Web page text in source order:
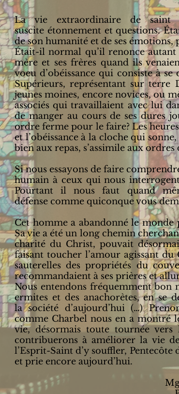
La vie extraordinaire de saint
suscite étonnement et questions.
de son humanité et de ses
Était-il normal qu’il renonce
mère et ses frères quand ils
voeu d’obéissance qui consiste à
Supérieurs, représentant sur
jeunes moines, encore novices, ou
associés qui travaillaient avec lui
de manger au cours de ses dures
ordre ferme pour le faire? Les
et l’obéissance à la cloche qui
bien aux repas, s’assimile aux
Si nous essayons de faire
humain à ceux qui nous
Pourtant il nous faut quand
défense comme quiconque vous
Cet homme a abandonné le
Sa vie a été un long chemin
charité du Christ, pouvait
faisant toucher l’amour agissant
sauterelles des propriétés du
recommandaient à ses prières et
Nous entendons fréquemment bon
ermites et des anachorètes, en se
la société d’aujourd’hui (…)
comme Charbel nous en a montré
vie, désormais toute tournée
contribuerons à améliorer la vie
l’Esprit-Saint d’y souffler,
et prie encore aujourd’hui.